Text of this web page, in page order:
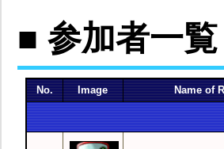
■ 参加者一覧
No. Image Name of